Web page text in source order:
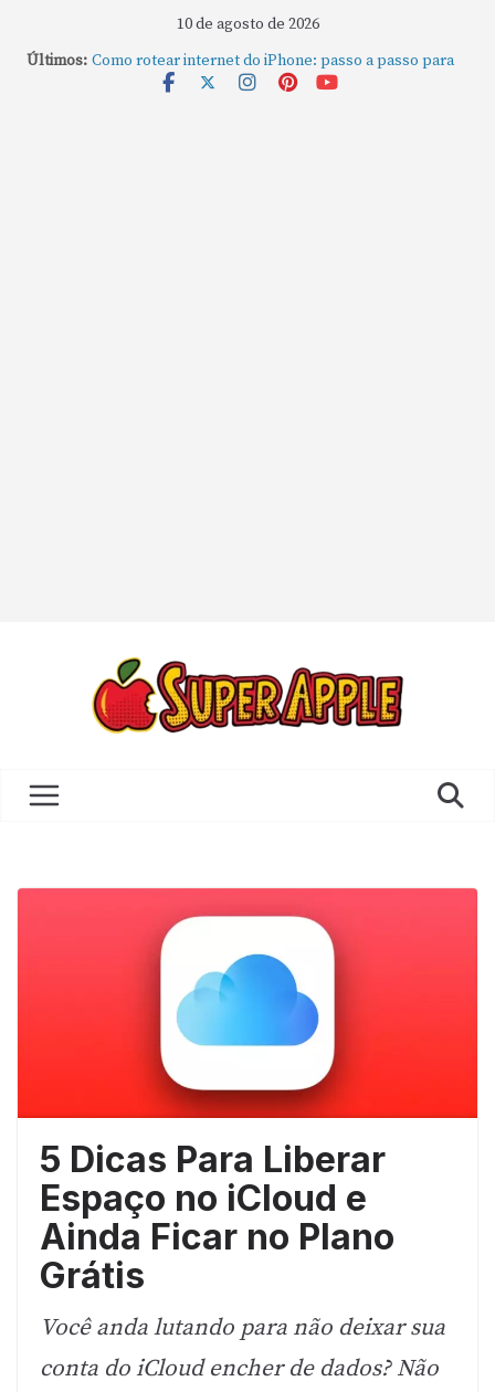
10 de agosto de 2026
Últimos: Como rotear internet do iPhone: passo a passo para
compartilhar a conexão
5 Dicas Para Liberar
Espaço no iCloud e
Ainda Ficar no Plano
Grátis
Você anda lutando para não deixar sua
conta do iCloud encher de dados? Não